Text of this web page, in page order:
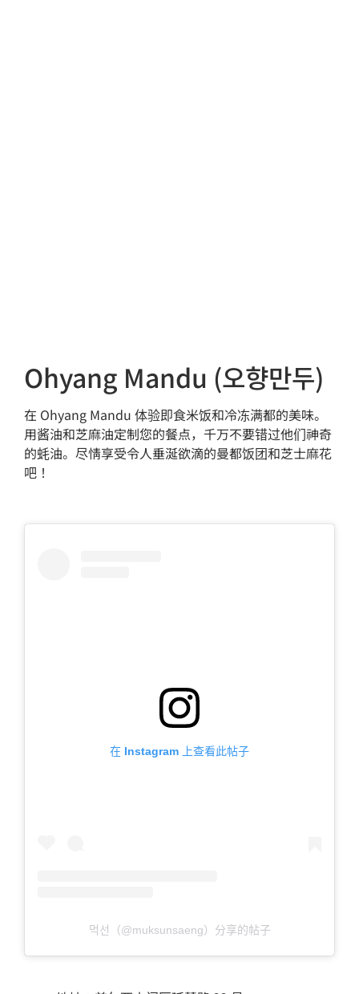
Ohyang Mandu (오향만두)
在 Ohyang Mandu 体验即食米饭和冷冻满都的美味。
用酱油和芝麻油定制您的餐点，千万不要错过他们神奇
的蚝油。尽情享受令人垂涎欲滴的曼都饭团和芝士麻花
吧！
在 Instagram 上查看此帖子
먹선（@muksunsaeng）分享的帖子